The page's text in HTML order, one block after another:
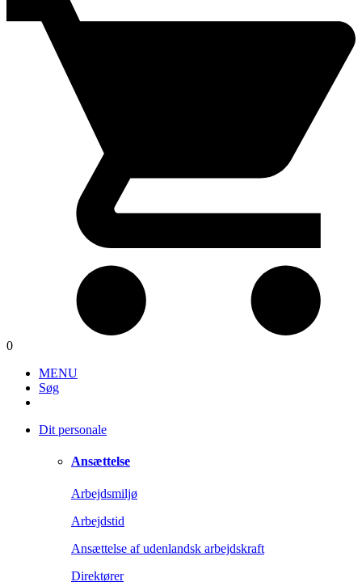
0
MENU
Søg
Dit personale
Ansættelse
Arbejdsmiljø
Arbejdstid
Ansættelse af udenlandsk arbejdskraft
Direktører